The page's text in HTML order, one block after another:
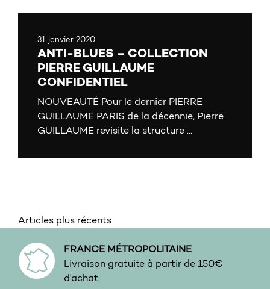
31 janvier 2020
ANTI-BLUES – COLLECTION
PIERRE GUILLAUME
CONFIDENTIEL
NOUVEAUTÉ Pour le dernier PIERRE
GUILLAUME PARIS de la décennie, Pierre
GUILLAUME revisite la structure ...
Navigation des articles
Articles plus récents
FRANCE MÉTROPOLITAINE
Livraison gratuite à partir de 150€
d'achat.